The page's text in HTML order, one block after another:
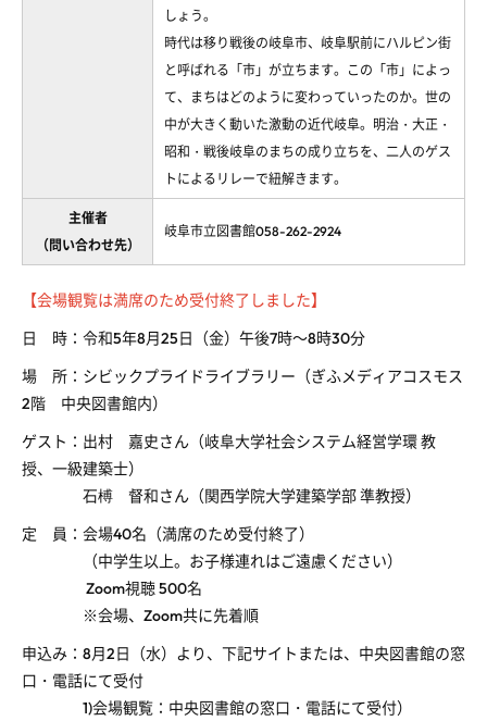
しょう。
時代は移り戦後の岐阜市、岐阜駅前にハルピン街
と呼ばれる「市」が立ちます。この「市」によっ
て、まちはどのように変わっていったのか。世の
中が大きく動いた激動の近代岐阜。明治・大正・
昭和・戦後岐阜のまちの成り立ちを、二人のゲス
トによるリレーで紐解きます。
主催者
（問い合わせ先）
岐阜市立図書館058-262-2924
【会場観覧は満席のため受付終了しました】
日 時：令和5年8月25日（金）午後7時～8時30分
場 所：シビックプライドライブラリー（ぎふメディアコスモス
2階 中央図書館内）
ゲスト：出村 嘉史さん（岐阜大学社会システム経営学環 教
授、一級建築士）
石榑 督和さん（関西学院大学建築学部 準教授）
定 員：会場40名（満席のため受付終了）
（中学生以上。お子様連れはご遠慮ください）
Zoom視聴 500名
※会場、Zoom共に先着順
申込み：8月2日（水）より、下記サイトまたは、中央図書館の窓
口・電話にて受付
1)会場観覧：中央図書館の窓口・電話にて受付）